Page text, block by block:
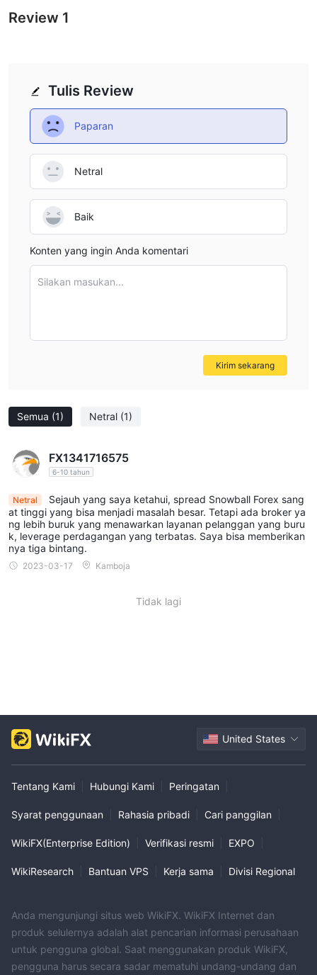
Semua (1) Netral (1)
FX1341716575
6-10 tahun
Netral
Sejauh yang saya ketahui, spread Snowball Forex sang
at tinggi yang bisa menjadi masalah besar. Tetapi ada broker ya
ng lebih buruk yang menawarkan layanan pelanggan yang buru
k, leverage perdagangan yang terbatas. Saya bisa memberikan
nya tiga bintang.
2023-03-17 Kamboja
Tidak lagi
Tulis Review
Paparan
Netral
Baik
Konten yang ingin Anda komentari
Silakan masukan...
Kirim sekarang
Review 1
United States
Tentang Kami Hubungi Kami Peringatan
Syarat penggunaan Rahasia pribadi Cari panggilan
WikiFX(Enterprise Edition) Verifikasi resmi EXPO
WikiResearch Bantuan VPS Kerja sama Divisi Regional
Anda mengunjungi situs web WikiFX. WikiFX Internet dan
produk selulernya adalah alat pencarian informasi perusahaan
untuk pengguna global. Saat menggunakan produk WikiFX,
pengguna harus secara sadar mematuhi undang-undang dan